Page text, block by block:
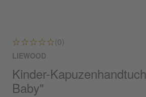
(0)
LIEWOOD
Kinder-
Baby"